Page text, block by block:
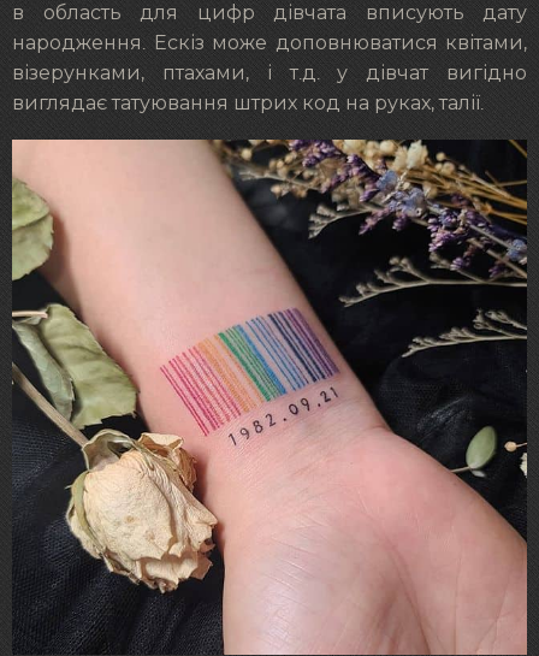
в область для цифр дівчата вписують дату
народження. Ескіз може доповнюватися квітами,
візерунками, птахами, і т.д. у дівчат вигідно
виглядає татуювання штрих код на руках, талії.